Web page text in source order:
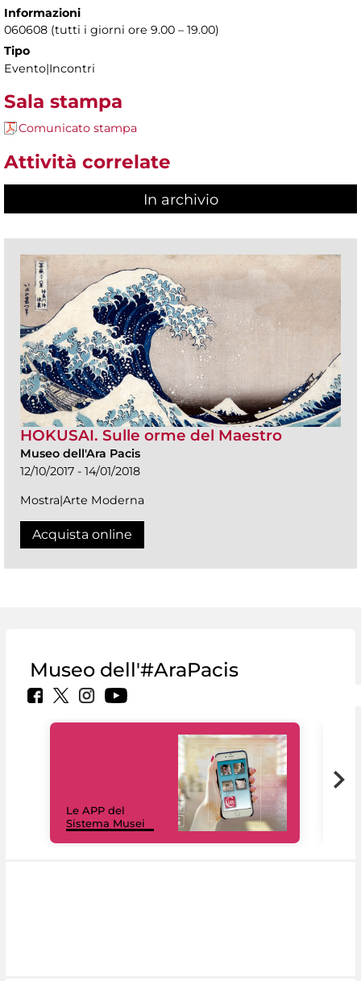
Informazioni
060608 (tutti i giorni ore 9.00 – 19.00)
Tipo
Evento|Incontri
Sala stampa
Comunicato stampa
Attività correlate
In archivio
HOKUSAI. Sulle orme del Maestro
Museo dell'Ara Pacis
12/10/2017 - 14/01/2018
Mostra|Arte Moderna
Acquista online
Museo dell'#AraPacis
Le APP del
Sistema Musei